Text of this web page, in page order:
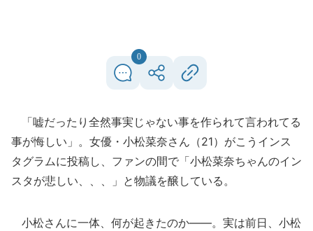
0
「嘘だったり全然事実じゃない事を作られて言われてる
事が悔しい」。女優・小松菜奈さん（21）がこうインス
タグラムに投稿し、ファンの間で「小松菜奈ちゃんのイン
スタが悲しい、、、」と物議を醸している。
小松さんに一体、何が起きたのか――。実は前日、小松